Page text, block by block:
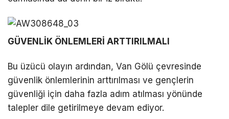
GÜVENLİK ÖNLEMLERİ ARTTIRILMALI
Bu üzücü olayın ardından, Van Gölü çevresinde
güvenlik önlemlerinin arttırılması ve gençlerin
güvenliği için daha fazla adım atılması yönünde
talepler dile getirilmeye devam ediyor.